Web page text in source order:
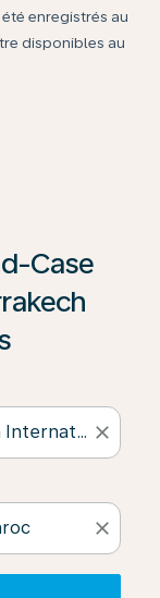
enregistrés au
disponibles au
Case
close
close
sur «